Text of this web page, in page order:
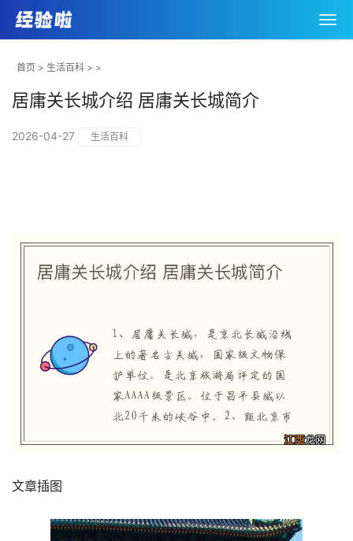
首页 > 生活百科 > >
居庸关长城介绍 居庸关长城简介
2026-04-27 生活百科
文章插图